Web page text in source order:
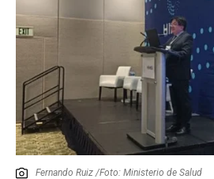
EMISIÓN 11:30 PM
Fernando Ruiz /Foto: Ministerio de Salud